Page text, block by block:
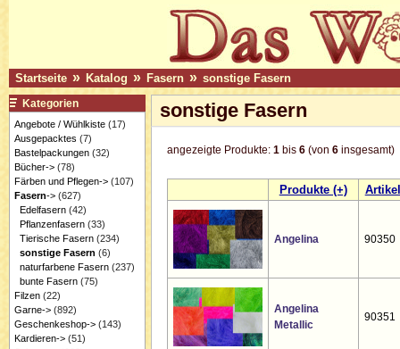
Startseite » Katalog » Fasern » sonstige Fasern
sonstige Fasern
angezeigte Produkte: 1bis 6(von 6insgesamt)
Produkte (+)
Angelina 90350
Angelina
Metallic
90351
Kategorien
Angebote / Wühlkiste(17)
Ausgepacktes (7)
Bastelpackungen(32)
Bücher->(78)
Färben und Pflegen->(107)
Fasern->(627)
Edelfasern(42)
Pflanzenfasern(33)
Tierische Fasern(234)
sonstige Fasern (6)
naturfarbene Fasern(237)
bunte Fasern(75)
Filzen(22)
Garne->(892)
Geschenkeshop->(143)
Kardieren->(51)